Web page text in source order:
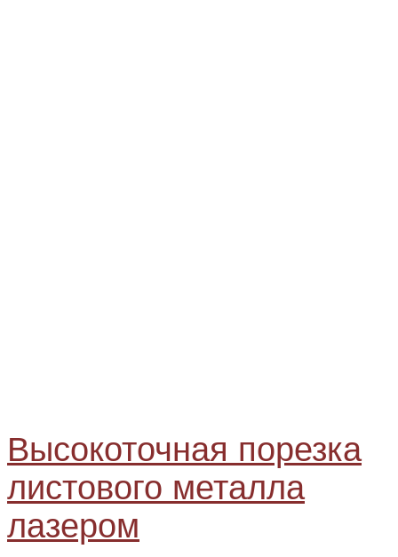
Высокоточная порезка
листового металла
лазером